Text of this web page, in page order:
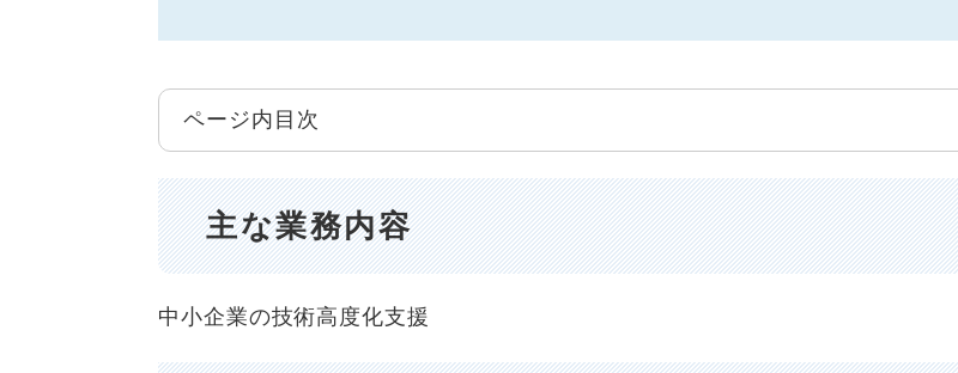
ページ内目次
主な業務内容
中小企業の技術高度化支援